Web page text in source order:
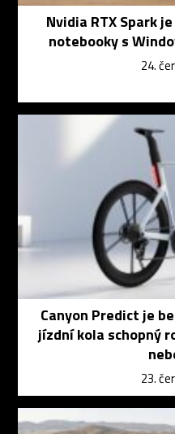
Nvidia RTX Spark
notebooky s
24.
Canyon Predict je
jízdní kola schopný
23.